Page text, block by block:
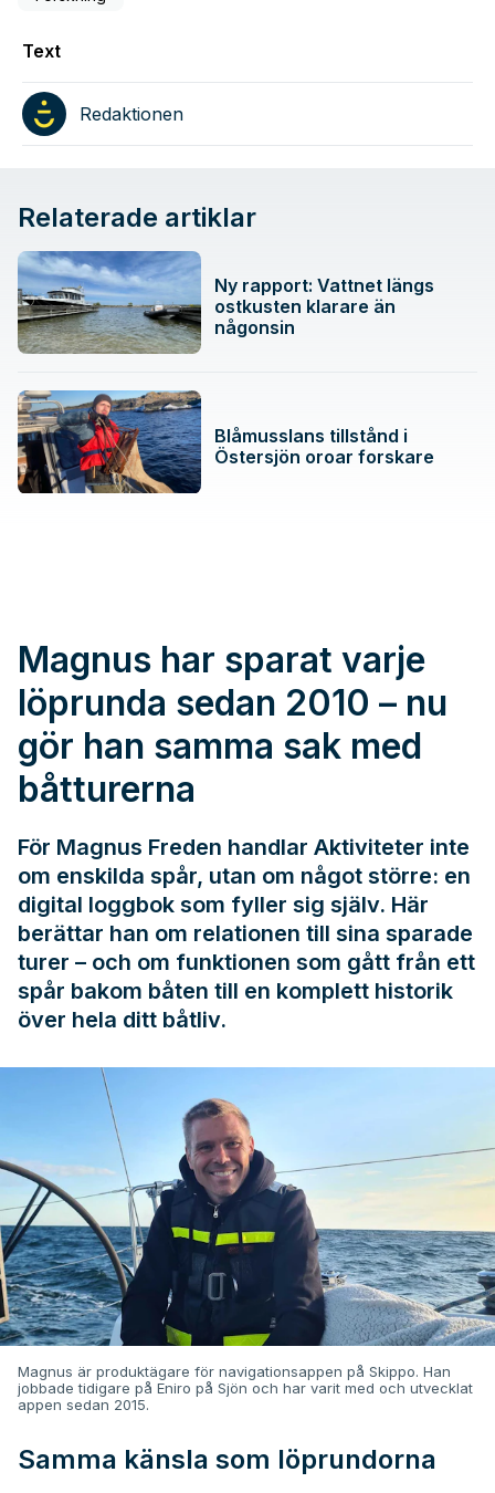
Text
Redaktionen
Relaterade artiklar
Ny rapport: Vattnet längs
ostkusten klarare än
någonsin
Blåmusslans tillstånd i
Östersjön oroar forskare
Magnus har sparat varje
löprunda sedan 2010 – nu
gör han samma sak med
båtturerna
För Magnus Freden handlar Aktiviteter inte
om enskilda spår, utan om något större: en
digital loggbok som fyller sig själv. Här
berättar han om relationen till sina sparade
turer – och om funktionen som gått från ett
spår bakom båten till en komplett historik
över hela ditt båtliv.
Magnus är produktägare för navigationsappen på Skippo. Han
jobbade tidigare på Eniro på Sjön och har varit med och utvecklat
appen sedan 2015.
Samma känsla som löprundorna